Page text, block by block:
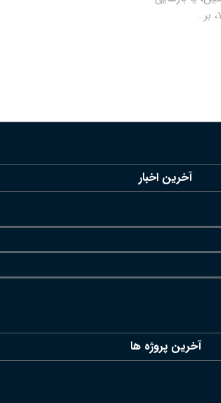
بر…
آخرین اخبار
آخرین پروژه ها